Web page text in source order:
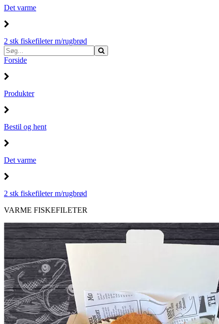
Det varme
2 stk fiskefileter m/rugbrød
Forside
Produkter
Bestil og hent
Det varme
2 stk fiskefileter m/rugbrød
VARME FISKEFILETER